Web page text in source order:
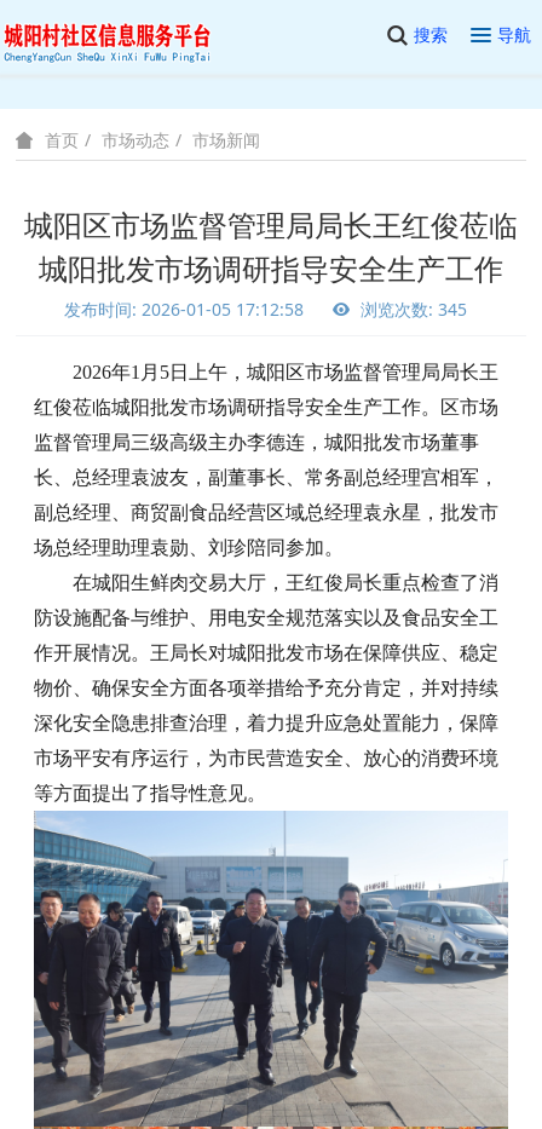
搜索 导航
首页 市场动态 市场新闻
城阳区市场监督管理局局长王红俊莅临
城阳批发市场调研指导安全生产工作
发布时间: 2026-01-05 17:12:58 浏览次数: 345
2026年1月5日上午，城阳区市场监督管理局局长王
红俊莅临城阳批发市场调研指导安全生产工作。区市场
监督管理局三级高级主办李德连，城阳批发市场董事
长、总经理袁波友，副董事长、常务副总经理宫相军，
副总经理、商贸副食品经营区域总经理袁永星，批发市
场总经理助理袁勋、刘珍陪同参加。
在城阳生鲜肉交易大厅，王红俊局长重点检查了消
防设施配备与维护、用电安全规范落实以及食品安全工
作开展情况。王局长对城阳批发市场在保障供应、稳定
物价、确保安全方面各项举措给予充分肯定，并对持续
深化安全隐患排查治理，着力提升应急处置能力，保障
市场平安有序运行，为市民营造安全、放心的消费环境
等方面提出了指导性意见。